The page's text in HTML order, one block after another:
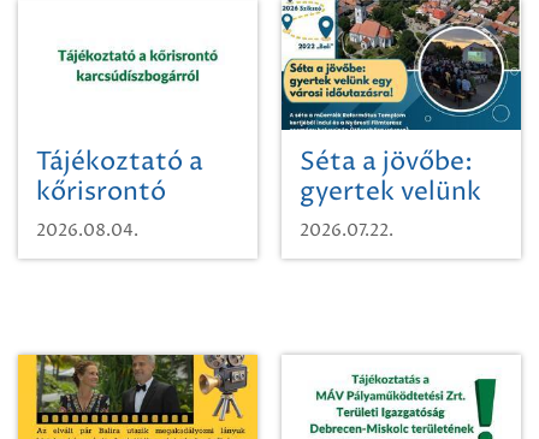
Tájékoztató a
kőrisrontó
karcsúdíszbogárról
2026.08.04.
Séta a jövőbe:
gyertek velünk
egy városi
időutazásra!
2026.07.22.